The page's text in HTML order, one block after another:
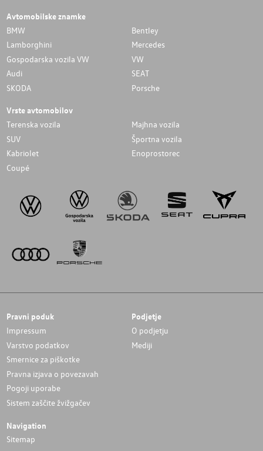
Avtomobilske znamke
BMW
Bentley
Lamborghini
Mercedes
Gospodarska vozila VW
VW
Audi
SEAT
SKODA
Porsche
Vrste avtomobilov
Terenska vozila
Majhna vozila
SUV
Športna vozila
Kabriolet
Enoprostorec
Coupé
Pravni poduk
Impressum
Varstvo podatkov
Smernice za piškotke
Pravna izjava o povezavah
Pogoji uporabe
Sistem zaščite žvižgačev
Podjetje
O podjetju
Mediji
Navigation
Sitemap